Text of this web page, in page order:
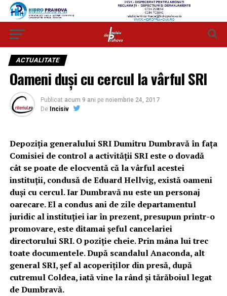
ACTUALITATE
Oameni duși cu cercul la vârful SRI
Publicat acum 9 ani pe noiembrie 24, 2017
De Incisiv
Depoziția generalului SRI Dumitru Dumbravă în fața
Comisiei de control a activității SRI este o dovadă
cât se poate de elocventă că la vârful acestei
instituții, condusă de Eduard Hellvig, există oameni
duși cu cercul. Iar Dumbravă nu este un personaj
oarecare. El a condus ani de zile departamentul
juridic al instituției iar în prezent, presupun printr-o
promovare, este ditamai șeful cancelariei
directorului SRI. O poziție cheie. Prin mâna lui trec
toate documentele. După scandalul Anaconda, alt
general SRI, șef al acoperiților din presă, după
cutremul Coldea, iată vine la rând și tărăboiul legat
de Dumbravă.